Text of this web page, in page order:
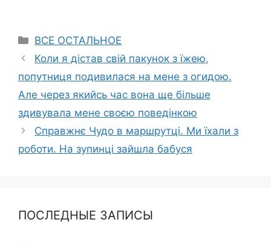
Categories
ВСЕ ОСТАЛЬНОЕ
Коли я дістав свій пакунок з їжею,
попутниця подивилася на мене з огидою.
Але через якийсь час вона ще більше
здивувала мене своєю поведінкою
Справжнє Чудо в маршрутці. Ми їхали з
роботи. На зупинці зайшла бабуся
ПОСЛЕДНЫЕ ЗАПИСЫ